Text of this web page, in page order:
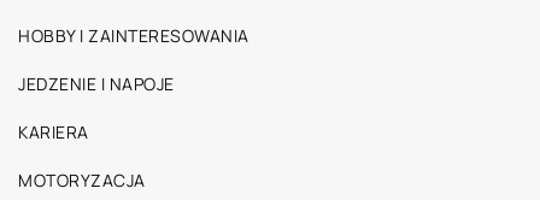
HOBBY I ZAINTERESOWANIA
JEDZENIE I NAPOJE
KARIERA
MOTORYZACJA